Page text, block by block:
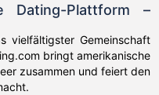
Dating-Plattform –
vielfältigster Gemeinschaft
bringt amerikanische
zusammen und feiert den